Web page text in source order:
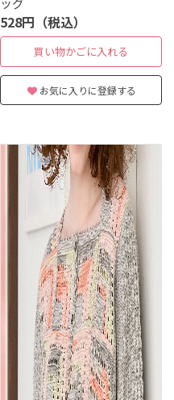
528円（税込）
買い物かごに入れる
お気に入りに登録する